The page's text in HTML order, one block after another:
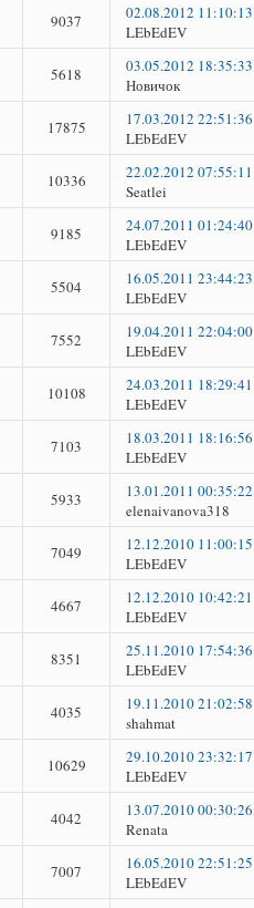
9037
02.08.2012 11:10:13
LEbEdEV
5618
03.05.2012 18:35:33
Новичок
17875
17.03.2012 22:51:36
LEbEdEV
10336
22.02.2012 07:55:11
Seatlei
9185
24.07.2011 01:24:40
LEbEdEV
5504
16.05.2011 23:44:23
LEbEdEV
7552
19.04.2011 22:04:00
LEbEdEV
10108
24.03.2011 18:29:41
LEbEdEV
7103
18.03.2011 18:16:56
LEbEdEV
5933
13.01.2011 00:35:22
elenaivanova318
7049
12.12.2010 11:00:15
LEbEdEV
4667
12.12.2010 10:42:21
LEbEdEV
8351
25.11.2010 17:54:36
LEbEdEV
4035
19.11.2010 21:02:58
shahmat
10629
29.10.2010 23:32:17
LEbEdEV
4042
13.07.2010 00:30:26
Renata
7007
16.05.2010 22:51:25
LEbEdEV